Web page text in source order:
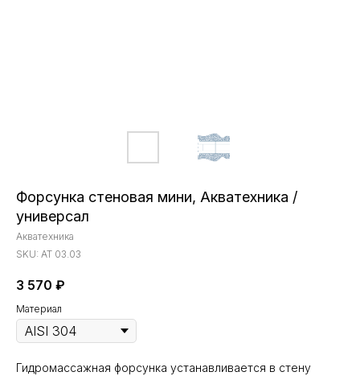
Форсунка стеновая мини, Акватехника /
универсал
Акватехника
SKU: АТ 03.03
3 570 ₽
Материал
Гидромассажная форсунка устанавливается в стену